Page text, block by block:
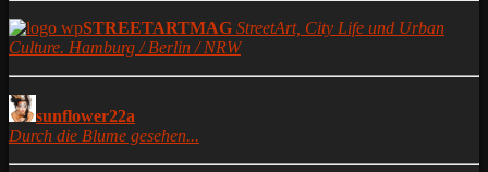
STREETARTMAG StreetArt, City Life und Urban
Culture. Hamburg / Berlin / NRW
sunflower22a
Durch die Blume gesehen...